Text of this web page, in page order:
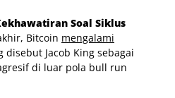
Soal Siklus
Bitcoin mengalami
Jacob King sebagai
di luar pola bull run